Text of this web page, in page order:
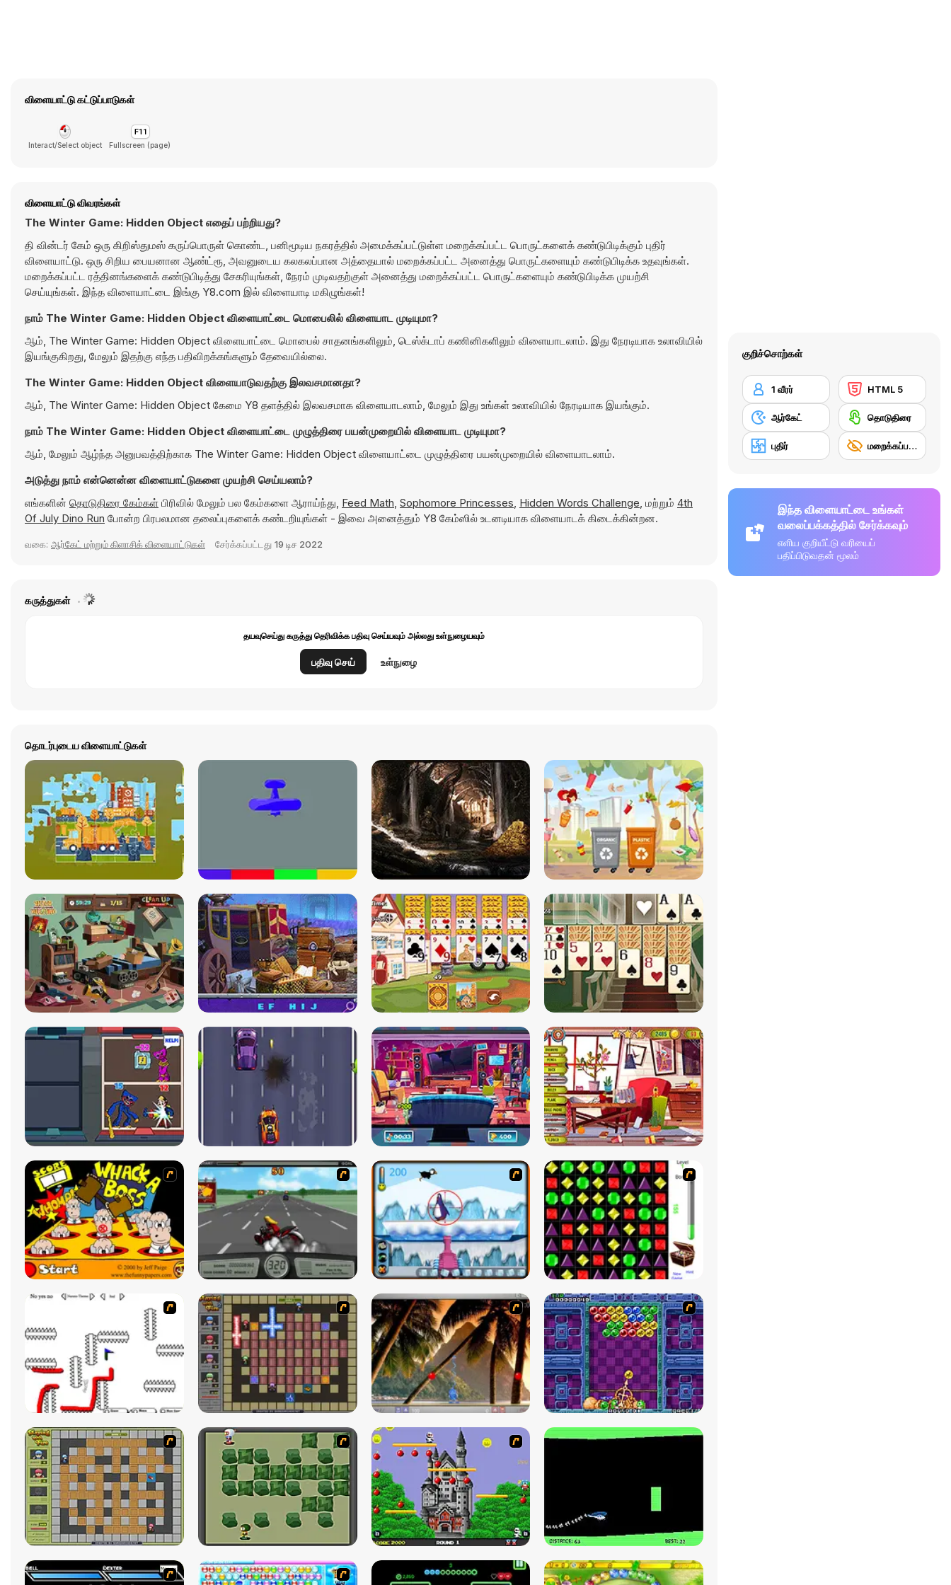
விளையாட்டு கட்டுப்பாடுகள்
Interact/Select object Fullscreen (page)
விளையாட்டு விவரங்கள்
The Winter Game: Hidden Object எதைப் பற்றியது?
தி வின்டர் கேம் ஒரு கிறிஸ்துமஸ் கருப்பொருள் கொண்ட, பனிமூடிய நகரத்தில் அமைக்கப்பட்டுள்ள மறைக்கப்பட்ட பொருட்களைக் கண்டுபிடிக்கும் புதிர்
விளையாட்டு. ஒரு சிறிய பையனான ஆண்ட்ரூ, அவனுடைய கலகலப்பான அத்தையால் மறைக்கப்பட்ட அனைத்து பொருட்களையும் கண்டுபிடிக்க உதவுங்கள்.
மறைக்கப்பட்ட ரத்தினங்களைக் கண்டுபிடித்து சேகரியுங்கள், நேரம் முடிவதற்குள் அனைத்து மறைக்கப்பட்ட பொருட்களையும் கண்டுபிடிக்க முயற்சி
செய்யுங்கள். இந்த விளையாட்டை இங்கு Y8.com இல் விளையாடி மகிழுங்கள்!
நாம் The Winter Game: Hidden Object விளையாட்டை மொபைலில் விளையாட முடியுமா?
ஆம், The Winter Game: Hidden Object விளையாட்டை மொபைல் சாதனங்களிலும், டெஸ்க்டாப் கணினிகளிலும் விளையாடலாம். இது நேரடியாக உலாவியில்
இயங்குகிறது, மேலும் இதற்கு எந்த பதிவிறக்கங்களும் தேவையில்லை.
The Winter Game: Hidden Object விளையாடுவதற்கு இலவசமானதா?
ஆம், The Winter Game: Hidden Object கேமை Y8 தளத்தில் இலவசமாக விளையாடலாம், மேலும் இது உங்கள் உலாவியில் நேரடியாக இயங்கும்.
நாம் The Winter Game: Hidden Object விளையாட்டை முழுத்திரை பயன்முறையில் விளையாட முடியுமா?
ஆம், மேலும் ஆழ்ந்த அனுபவத்திற்காக The Winter Game: Hidden Object விளையாட்டை முழுத்திரை பயன்முறையில் விளையாடலாம்.
அடுத்து நாம் என்னென்ன விளையாட்டுகளை முயற்சி செய்யலாம்?
எங்களின் தொடுதிரை கேம்கள் பிரிவில் மேலும் பல கேம்களை ஆராய்ந்து, Feed Math, Sophomore Princesses, Hidden Words Challenge, மற்றும் 4th
Of July Dino Run போன்ற பிரபலமான தலைப்புகளைக் கண்டறியுங்கள் - இவை அனைத்தும் Y8 கேம்ஸில் உடனடியாக விளையாடக் கிடைக்கின்றன.
வகை: ஆர்கேட் மற்றும் கிளாசிக் விளையாட்டுகள் சேர்க்கப்பட்டது 19 டிச 2022
கருத்துகள்
தயவுசெய்து கருத்து தெரிவிக்க பதிவு செய்யவும் அல்லது உள்நுழையவும்
பதிவு செய் உள்நுழை
தொடர்புடைய விளையாட்டுகள்
குறிச்சொற்கள்
1 வீரர் HTML 5
ஆர்கேட் தொடுதிரை
புதிர் மறைக்கப்பட்ட பொருள்
இந்த விளையாட்டை உங்கள்
வலைப்பக்கத்தில் சேர்க்கவும்
எளிய குறியீட்டு வரியைப்
பதிப்பிடுவதன் மூலம்